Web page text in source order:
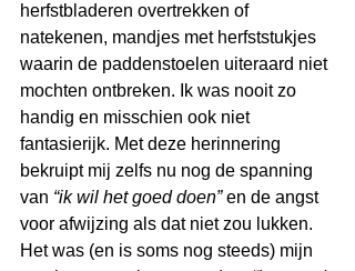
herfstbladeren overtrekken of
natekenen, mandjes met herfststukjes
waarin de paddenstoelen uiteraard niet
mochten ontbreken. Ik was nooit zo
handig en misschien ook niet
fantasierijk. Met deze herinnering
bekruipt mij zelfs nu nog de spanning
van “ik wil het goed doen” en de angst
voor afwijzing als dat niet zou lukken.
Het was (en is soms nog steeds) mijn